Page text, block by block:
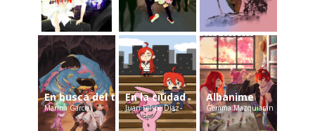
En busca del tesoro Diacrónico
Marina García
En la ciudad
Juan Felipe Díaz
Albanime
Gemma Mazquiarán